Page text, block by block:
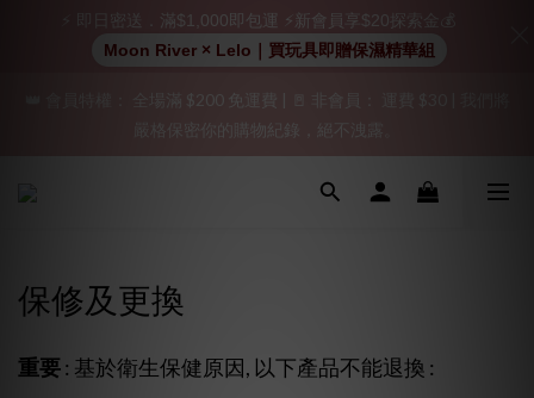
「保密出貨」（無店鋪資訊、一般紙箱）、隱私保護、加密付款、
立即註冊成為會員！
加入會員即享$20購物金  訂單商品好評再享$15購物金
👑 會員特權： 全場滿 $200 免運費 | 🚪 非會員： 運費 $30 | 我們將
嚴格保密你的購物紀錄，絕不洩露。
「保密出貨」（無店鋪資訊、一般紙箱）、隱私保護、加密付款、
保修及更換
重要: 基於衛生保健原因, 以下產品不能退換 :
⚡ 即日密送．滿$1,000即包運 ⚡新會員享$20探索金💰
Moon River × Lelo｜買玩具即贈保濕精華組